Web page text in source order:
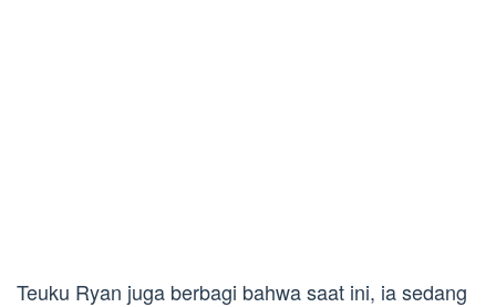
Teuku Ryan juga berbagi bahwa saat ini, ia sedang